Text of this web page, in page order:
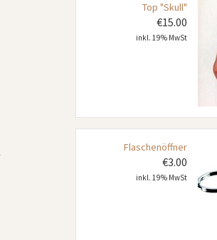
Top "Skull"
€15.00
inkl. 19% MwSt
Flaschenöffner
€3.00
inkl. 19% MwSt